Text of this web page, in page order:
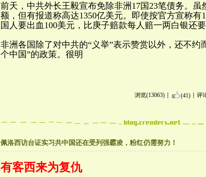
前天，中共外长王毅宣布免除非洲17国23笔债务。虽
额，但有报道称高达1350亿美元。即使按官方宣称有
国人要出血100美元，比庚子赔款每人赔一两白银还要
非洲各国除了对中共的“义举”表示赞赏以外，还不约
个中国”的政策。很明
浏览(13063) (41) 评
佩洛西访台证实习共中国还在受列强霸凌，粉红仍需努力！
有客西来为复仇